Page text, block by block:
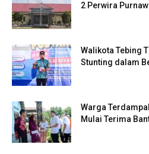
2 Perwira
Walikota Tebing
Stunting dalam
Warga
Mulai Terima